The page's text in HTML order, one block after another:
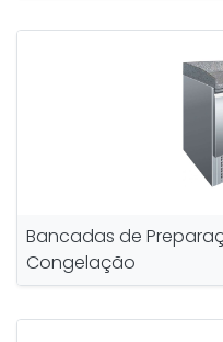
Bancadas de
Congelação